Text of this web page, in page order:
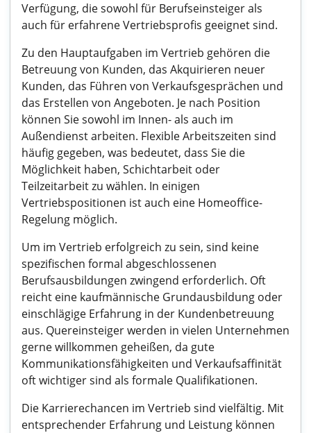
Verfügung, die sowohl für Berufseinsteiger als
auch für erfahrene Vertriebsprofis geeignet sind.
Zu den Hauptaufgaben im Vertrieb gehören die
Betreuung von Kunden, das Akquirieren neuer
Kunden, das Führen von Verkaufsgesprächen und
das Erstellen von Angeboten. Je nach Position
können Sie sowohl im Innen- als auch im
Außendienst arbeiten. Flexible Arbeitszeiten sind
häufig gegeben, was bedeutet, dass Sie die
Möglichkeit haben, Schichtarbeit oder
Teilzeitarbeit zu wählen. In einigen
Vertriebspositionen ist auch eine Homeoffice-
Regelung möglich.
Um im Vertrieb erfolgreich zu sein, sind keine
spezifischen formal abgeschlossenen
Berufsausbildungen zwingend erforderlich. Oft
reicht eine kaufmännische Grundausbildung oder
einschlägige Erfahrung in der Kundenbetreuung
aus. Quereinsteiger werden in vielen Unternehmen
gerne willkommen geheißen, da gute
Kommunikationsfähigkeiten und Verkaufsaffinität
oft wichtiger sind als formale Qualifikationen.
Die Karrierechancen im Vertrieb sind vielfältig. Mit
entsprechender Erfahrung und Leistung können